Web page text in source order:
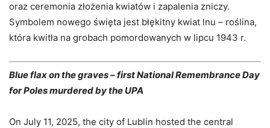
oraz ceremonia złożenia kwiatów i zapalenia zniczy.
Symbolem nowego święta jest błękitny kwiat lnu – roślina,
która kwitła na grobach pomordowanych w lipcu 1943 r.
Blue flax on the graves – first National Remembrance Day
for Poles murdered by the UPA
On July 11, 2025, the city of Lublin hosted the central